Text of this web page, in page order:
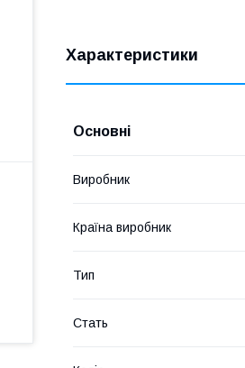
Характеристики
Основні
Виробник
Країна виробник
Тип
Стать